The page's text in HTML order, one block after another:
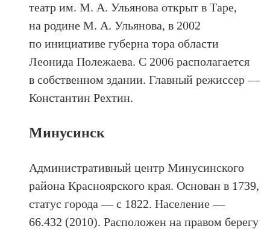
театр им. М. А. Ульянова открыт в Таре,
на родине М. А. Ульянова, в 2002
по инициативе губерна тора области
Леонида Полежаева. С 2006 располагается
в собственном здании. Главный режиссер —
Константин Рехтин.
Минусинск
Административный центр Минусинского
района Красноярского края. Основан в 1739,
статус города — с 1822. Население —
66.432 (2010). Расположен на правом берегу